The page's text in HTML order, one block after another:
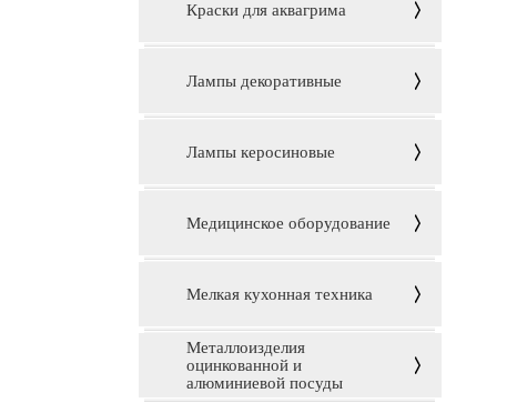
Краски для аквагрима
Лампы декоративные
Лампы керосиновые
Медицинское оборудование
Мелкая кухонная техника
Металлоизделия
оцинкованной и
алюминиевой посуды